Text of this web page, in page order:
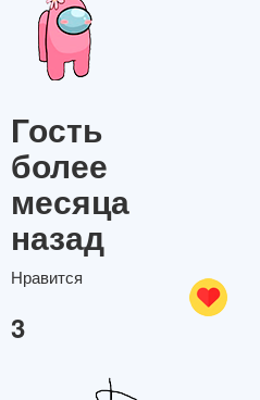
Гость
более
месяца
назад
Нравится
3